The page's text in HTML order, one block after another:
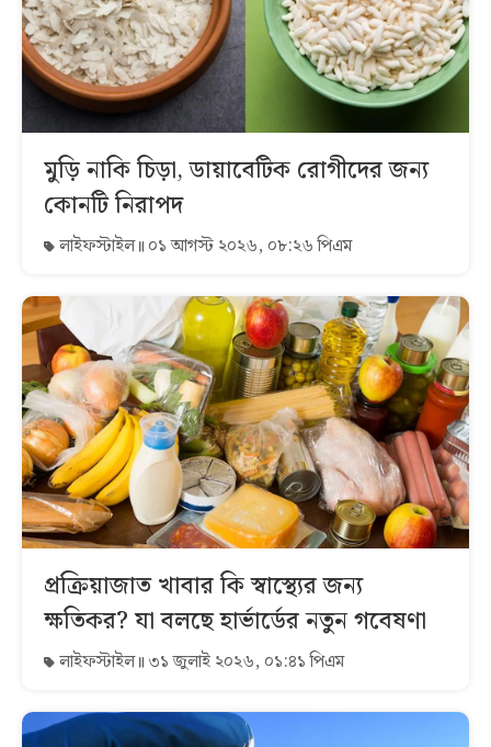
মুড়ি নাকি চিড়া, ডায়াবেটিক রোগীদের জন্য
কোনটি নিরাপদ
লাইফস্টাইল ০১ আগস্ট ২০২৬, ০৮:২৬ পিএম
প্রক্রিয়াজাত খাবার কি স্বাস্থ্যের জন্য
ক্ষতিকর? যা বলছে হার্ভার্ডের নতুন গবেষণা
লাইফস্টাইল ৩১ জুলাই ২০২৬, ০১:৪১ পিএম